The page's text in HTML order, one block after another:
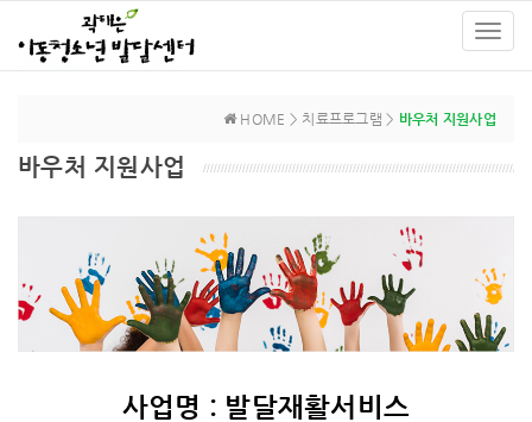
HOME > 치료프로그램 > 바우처 지원사업
바우처 지원사업
사업명 : 발달재활서비스